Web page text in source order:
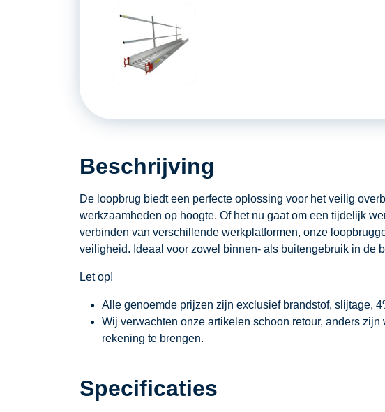
Beschrijving
De loopbrug biedt een perfecte oplossing voor het veilig
werkzaamheden op hoogte. Of het nu gaat om een tijdelijk
verbinden van verschillende werkplatformen, onze
veiligheid. Ideaal voor zowel binnen- als buitengebruik in de
Let op!
Alle genoemde prijzen zijn exclusief brandstof, slijtage,
Wij verwachten onze artikelen schoon retour, anders
rekening te brengen.
Specificaties